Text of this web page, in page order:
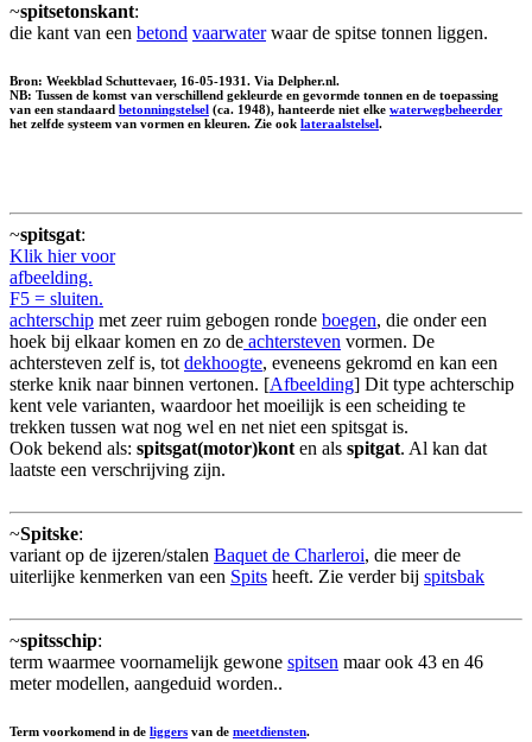
~spitsetonskant:
die kant van een betond vaarwaterwaar de spitse tonnen liggen.
Bron: Weekblad Schuttevaer, 16-05-1931. Via Delpher.nl.
NB: Tussen de komst van verschillend gekleurde en gevormde tonnen en de toepassing
van een standaard betonningstelsel (ca. 1948), hanteerde niet elke waterwegbeheerder
het zelfde systeem van vormen en kleuren. Zie ook lateraalstelsel.
~spitsgat:
Klik hier voor
afbeelding.
F5 = sluiten.
achterschip met zeer ruim gebogen ronde boegen, die onder een
hoek bij elkaar komen en zo de achtersteven vormen. De
achtersteven zelf is, tot dekhoogte, eveneens gekromd en kan een
sterke knik naar binnen vertonen. [Afbeelding] Dit type achterschip
kent vele varianten, waardoor het moeilijk is een scheiding te
trekken tussen wat nog wel en net niet een spitsgat is.
Ook bekend als: spitsgat(motor)kont en als spitgat. Al kan dat
laatste een verschrijving zijn.
~Spitske:
variant op de ijzeren/stalen Baquet de Charleroi, die meer de
uiterlijke kenmerken van een Spits heeft. Zie verder bij spitsbak
~spitsschip:
term waarmee voornamelijk gewone spitsen maar ook 43 en 46
meter modellen, aangeduid worden..
Term voorkomend in de liggers van de meetdiensten.